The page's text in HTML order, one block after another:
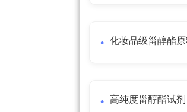
化妆品级甾醇酯
高纯度甾醇酯试剂